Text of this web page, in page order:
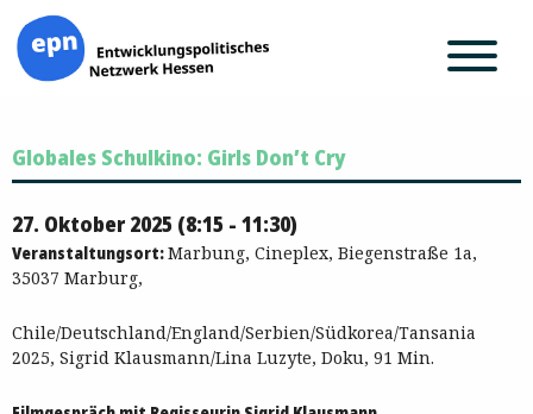
Inhalt
springen
Globales Schulkino: Girls Don’t Cry
27. Oktober 2025 (8:15 - 11:30)
Veranstaltungsort:Marbung, Cineplex, Biegenstraße 1a,
35037 Marburg,
Chile/Deutschland/England/Serbien/Südkorea/Tansania
2025, Sigrid Klausmann/Lina Luzyte, Doku, 91 Min.